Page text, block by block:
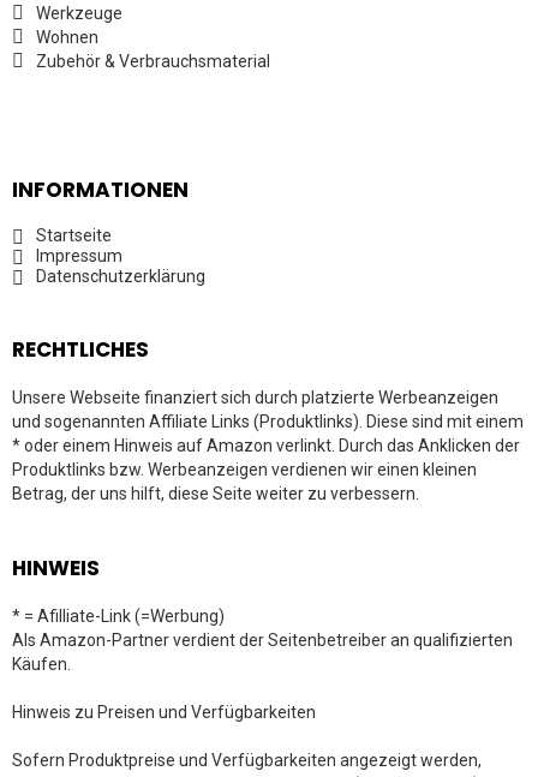
Werkzeuge
Wohnen
Zubehör & Verbrauchsmaterial
INFORMATIONEN
Startseite
Impressum
Datenschutzerklärung
RECHTLICHES
Unsere Webseite finanziert sich durch platzierte Werbeanzeigen
und sogenannten Affiliate Links (Produktlinks). Diese sind mit einem
* oder einem Hinweis auf Amazon verlinkt. Durch das Anklicken der
Produktlinks bzw. Werbeanzeigen verdienen wir einen kleinen
Betrag, der uns hilft, diese Seite weiter zu verbessern.
HINWEIS
* = Afilliate-Link (=Werbung)
Als Amazon-Partner verdient der Seitenbetreiber an qualifizierten
Käufen.
Hinweis zu Preisen und Verfügbarkeiten
Sofern Produktpreise und Verfügbarkeiten angezeigt werden,